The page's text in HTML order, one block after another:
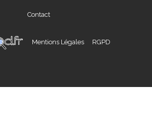
Contact
Mentions Légales RGPD